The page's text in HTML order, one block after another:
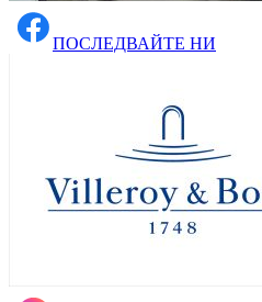
ПОСЛЕДВАЙТЕ НИ